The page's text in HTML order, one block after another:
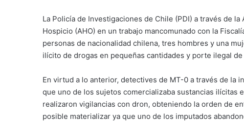
La Policía de Investigaciones de Chile (PDI) a través de
Hospicio (AHO) en un trabajo mancomunado con la
personas de nacionalidad chilena, tres hombres y una
ilícito de drogas en pequeñas cantidades y porte ilegal de
En virtud a lo anterior, detectives de MT-0 a través de la
que uno de los sujetos comercializaba sustancias ilícitas
realizaron vigilancias con dron, obteniendo la orden de
posible materializar ya que uno de los imputados